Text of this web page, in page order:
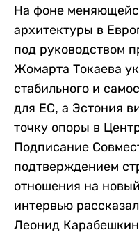
На фоне
архитектуры в
под руководством
Жомарта Токаева
стабильного и
для ЕС, а Эстония
точку опоры в
Подписание
подтверждением
отношения на
интервью
Леонид